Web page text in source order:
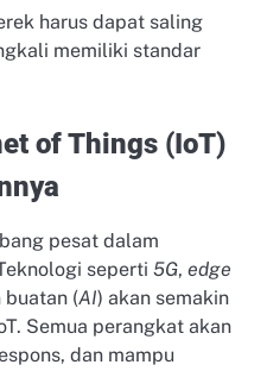
harus dapat saling
memiliki standar
of Things (IoT)
pesat dalam
seperti 5G, edge
buatan (AI) akan semakin
Semua perangkat akan
dan mampu